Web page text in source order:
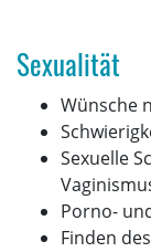
Sexualität
Wünsche
Sexuelle
Porno-
Finden